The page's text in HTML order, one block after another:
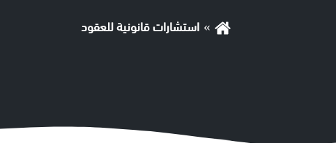
استشارات قانونية للعقود